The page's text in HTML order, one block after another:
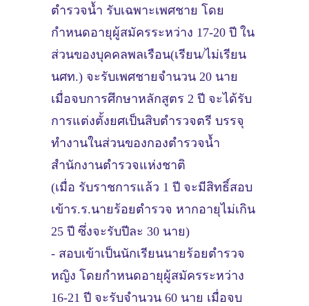
ตำรวจน้ำ รับเฉพาะเพศชาย โดย
กำหนดอายุผู้สมัครระหว่าง 17-20 ปี ใน
ส่วนของบุคคลพลเรือน(เรียน/ไม่เรียน
นศท.) จะรับเพศชายจำนวน 20 นาย
เมื่อจบการศึกษาหลักสูตร 2 ปี จะได้รับ
การแต่งตั้งยศเป็นสิบตำรวจตรี บรรจุ
ทำงานในส่วนของกองตำรวจน้ำ
สำนักงานตำรวจแห่งชาติ
(เมื่อ รับราชการแล้ว 1 ปี จะมีสิทธิ์สอบ
เข้าร.ร.นายร้อยตำรวจ หากอายุไม่เกิน
25 ปี ซึ่งจะรับปีละ 30 นาย)
- สอบเข้าเป็นนักเรียนนายร้อยตำรวจ
หญิง โดยกำหนดอายุผู้สมัครระหว่าง
16-21 ปี จะรับจำนวน 60 นาย เมื่อจบ